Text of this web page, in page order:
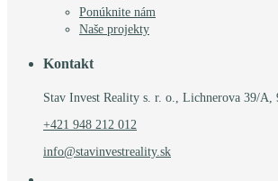
Ponúknite nám
Naše projekty
Kontakt
Stav Invest Reality s. r. o., Lichnerova 39/A,
+421 948 212 012
info@stavinvestreality.sk